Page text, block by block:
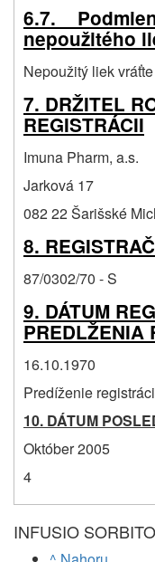
6.7.
nepoužitého
Nepoužitý liek
7. DRŽITEL
REGISTRÁCII
Imuna Pharm, a.s.
Jarková 17
082 22 Šarišské
8.
87/0302/70 - S
9. DÁTUM
PREDLŽENIA
16.10.1970
Predíženie
10. DÁTUM
Október 2005
4
INFUSIO